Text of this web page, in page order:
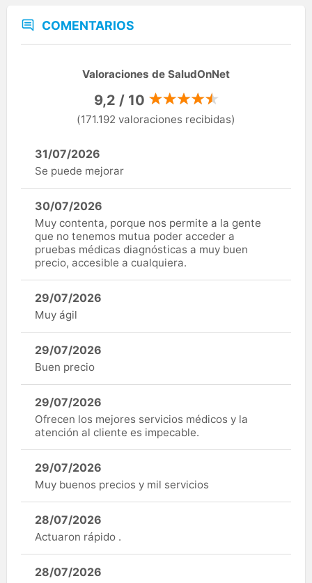
COMENTARIOS
Valoraciones de SaludOnNet
9,2 / 10
(171.192 valoraciones recibidas)
31/07/2026
Se puede mejorar
30/07/2026
Muy contenta, porque nos permite a la gente
que no tenemos mutua poder acceder a
pruebas médicas diagnósticas a muy buen
precio, accesible a cualquiera.
29/07/2026
Muy ágil
29/07/2026
Buen precio
29/07/2026
Ofrecen los mejores servicios médicos y la
atención al cliente es impecable.
29/07/2026
Muy buenos precios y mil servicios
28/07/2026
Actuaron rápido .
28/07/2026